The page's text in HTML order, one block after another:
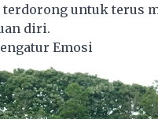
untuk terus
diri.
Emosi